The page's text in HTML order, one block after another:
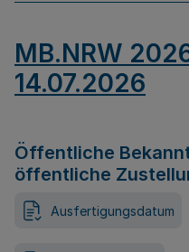
MB.NRW
14.07.2026
Öffentliche
öffentliche
Ausfertigungsdatum